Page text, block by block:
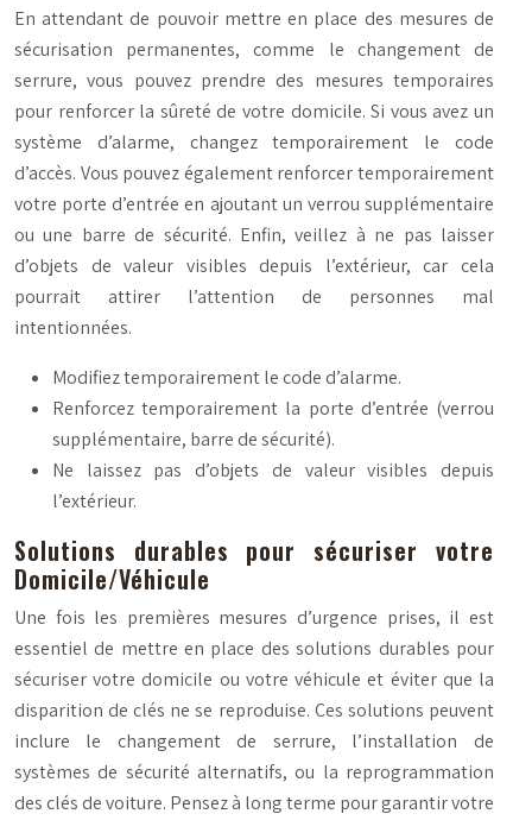
En attendant de pouvoir mettre en place des mesures de
sécurisation permanentes, comme le changement de
serrure, vous pouvez prendre des mesures temporaires
pour renforcer la sûreté de votre domicile. Si vous avez un
système d’alarme, changez temporairement le code
d’accès. Vous pouvez également renforcer temporairement
votre porte d’entrée en ajoutant un verrou supplémentaire
ou une barre de sécurité. Enfin, veillez à ne pas laisser
d’objets de valeur visibles depuis l’extérieur, car cela
pourrait attirer l’attention de personnes mal
intentionnées.
Modifiez temporairement le code d’alarme.
Renforcez temporairement la porte d’entrée (verrou
supplémentaire, barre de sécurité).
Ne laissez pas d’objets de valeur visibles depuis
l’extérieur.
Solutions durables pour sécuriser votre
Domicile/Véhicule
Une fois les premières mesures d’urgence prises, il est
essentiel de mettre en place des solutions durables pour
sécuriser votre domicile ou votre véhicule et éviter que la
disparition de clés ne se reproduise. Ces solutions peuvent
inclure le changement de serrure, l’installation de
systèmes de sécurité alternatifs, ou la reprogrammation
des clés de voiture. Pensez à long terme pour garantir votre